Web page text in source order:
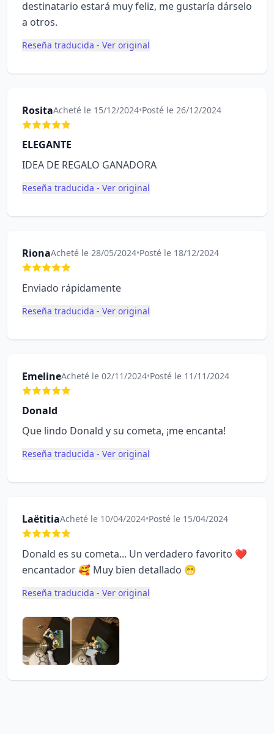
destinatario estará muy feliz, me gustaría dárselo
a otros.
Reseña traducida - Ver original
RositaAcheté le 15/12/2024•Posté le 26/12/2024
ELEGANTE
IDEA DE REGALO GANADORA
Reseña traducida - Ver original
RionaAcheté le 28/05/2024•Posté le 18/12/2024
Enviado rápidamente
Reseña traducida - Ver original
EmelineAcheté le 02/11/2024•Posté le 11/11/2024
Donald
Que lindo Donald y su cometa, ¡me encanta!
Reseña traducida - Ver original
LaëtitiaAcheté le 10/04/2024•Posté le 15/04/2024
Donald es su cometa... Un verdadero favorito ❤️
encantador 🥰 Muy bien detallado 😁
Reseña traducida - Ver original